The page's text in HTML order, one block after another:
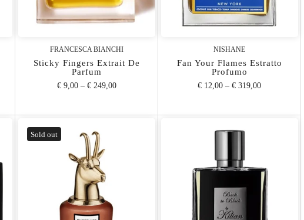
FRANCESCA BIANCHI
Sticky Fingers Extrait De
Parfum
€ 9,00 – € 249,00
NISHANE
Fan Your Flames Estratto
Profumo
€ 12,00–€ 319,00
Sold out